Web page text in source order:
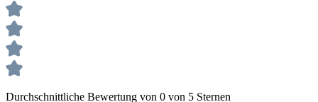
Durchschnittliche Bewertung von 0 von 5 Sternen